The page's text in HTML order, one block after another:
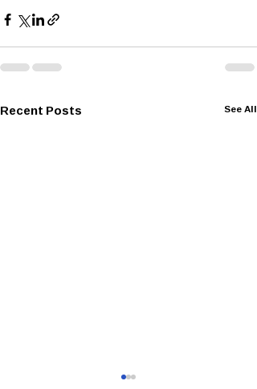
Recent Posts See All